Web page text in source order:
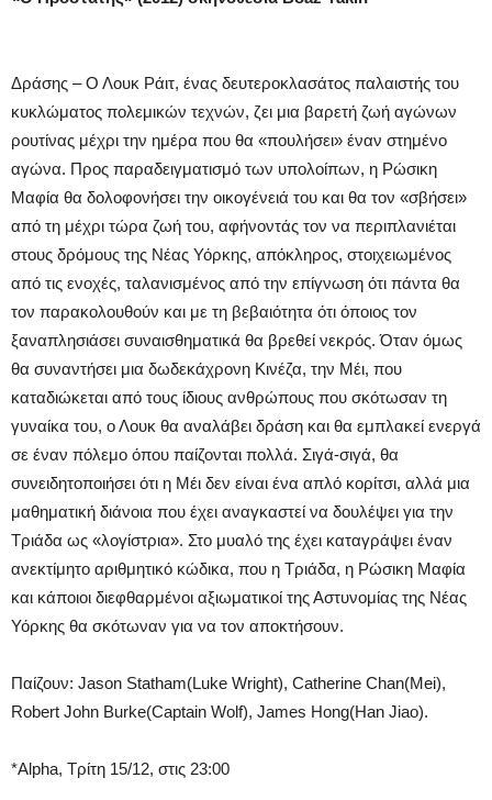
Δράσης – Ο Λουκ Ράιτ, ένας δευτεροκλασάτος παλαιστής του
κυκλώματος πολεμικών τεχνών, ζει μια βαρετή ζωή αγώνων
ρουτίνας μέχρι την ημέρα που θα «πουλήσει» έναν στημένο
αγώνα. Προς παραδειγματισμό των υπολοίπων, η Ρώσικη
Μαφία θα δολοφονήσει την οικογένειά του και θα τον «σβήσει»
από τη μέχρι τώρα ζωή του, αφήνοντάς τον να περιπλανιέται
στους δρόμους της Νέας Υόρκης, απόκληρος, στοιχειωμένος
από τις ενοχές, ταλανισμένος από την επίγνωση ότι πάντα θα
τον παρακολουθούν και με τη βεβαιότητα ότι όποιος τον
ξαναπλησιάσει συναισθηματικά θα βρεθεί νεκρός. Όταν όμως
θα συναντήσει μια δωδεκάχρονη Κινέζα, την Μέι, που
καταδιώκεται από τους ίδιους ανθρώπους που σκότωσαν τη
γυναίκα του, ο Λουκ θα αναλάβει δράση και θα εμπλακεί ενεργά
σε έναν πόλεμο όπου παίζονται πολλά. Σιγά-σιγά, θα
συνειδητοποιήσει ότι η Μέι δεν είναι ένα απλό κορίτσι, αλλά μια
μαθηματική διάνοια που έχει αναγκαστεί να δουλέψει για την
Τριάδα ως «λογίστρια». Στο μυαλό της έχει καταγράψει έναν
ανεκτίμητο αριθμητικό κώδικα, που η Τριάδα, η Ρώσικη Μαφία
και κάποιοι διεφθαρμένοι αξιωματικοί της Αστυνομίας της Νέας
Υόρκης θα σκότωναν για να τον αποκτήσουν.
Παίζουν: Jason Statham(Luke Wright), Catherine Chan(Mei),
Robert John Burke(Captain Wolf), James Hong(Han Jiao).
*Alpha, Τρίτη 15/12, στις 23:00